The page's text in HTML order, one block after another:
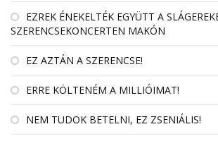
EZREK ÉNEKELTÉK EGYÜTT A
SZERENCSEKONCERTEN MAKÓN
EZ AZTÁN A SZERENCSE!
ERRE KÖLTENÉM A MILLIÓIMAT!
NEM TUDOK BETELNI, EZ ZSENIÁLIS!